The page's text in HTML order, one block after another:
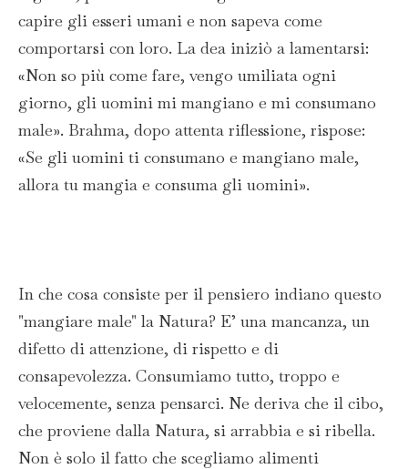
capire gli esseri umani e non sapeva come
comportarsi con loro. La dea iniziò a lamentarsi:
«Non so più come fare, vengo umiliata ogni
giorno, gli uomini mi mangiano e mi consumano
male». Brahma, dopo attenta riflessione, rispose:
«Se gli uomini ti consumano e mangiano male,
allora tu mangia e consuma gli uomini».
In che cosa consiste per il pensiero indiano questo
"mangiare male" la Natura? E’ una mancanza, un
difetto di attenzione, di rispetto e di
consapevolezza. Consumiamo tutto, troppo e
velocemente, senza pensarci. Ne deriva che il cibo,
che proviene dalla Natura, si arrabbia e si ribella.
Non è solo il fatto che scegliamo alimenti